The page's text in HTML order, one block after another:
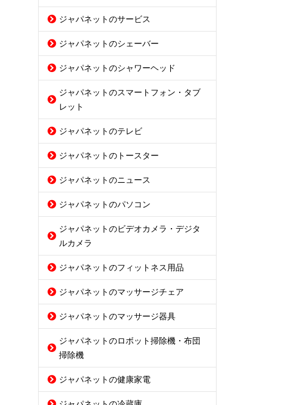
ジャパネットのサービス
ジャパネットのシェーバー
ジャパネットのシャワーヘッド
ジャパネットのスマートフォン・タブ
レット
ジャパネットのテレビ
ジャパネットのトースター
ジャパネットのニュース
ジャパネットのパソコン
ジャパネットのビデオカメラ・デジタ
ルカメラ
ジャパネットのフィットネス用品
ジャパネットのマッサージチェア
ジャパネットのマッサージ器具
ジャパネットのロボット掃除機・布団
掃除機
ジャパネットの健康家電